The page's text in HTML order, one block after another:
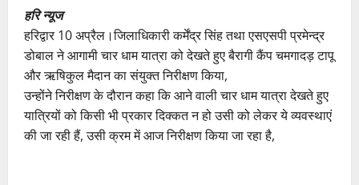
हरि न्यूज
हरिद्वार 10 अप्रैल।जिलाधिकारी कर्मेंद्र सिंह तथा एसएसपी प्रमेन्द्र
डोबाल ने आगामी चार धाम यात्रा को देखते हुए बैरागी कैंप चमगादड़ टापू
और ऋषिकुल मैदान का संयुक्त निरीक्षण किया,
उन्होंने निरीक्षण के दौरान कहा कि आने वाली चार धाम यात्रा देखते हुए
यात्रियों को किसी भी प्रकार दिक्कत न हो उसी को लेकर ये व्यवस्थाएं
की जा रही हैं, उसी क्रम में आज निरीक्षण किया जा रहा है,